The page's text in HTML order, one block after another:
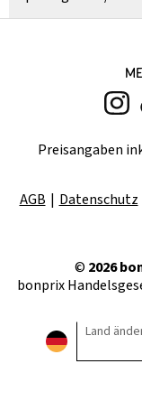
Preisangaben
AGB
Datenschutz
© 2026
bonprix
Land